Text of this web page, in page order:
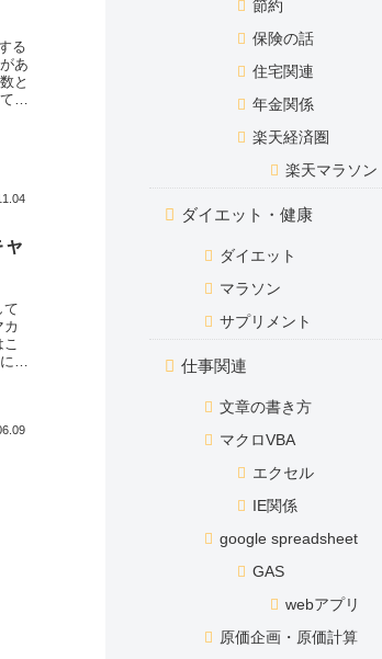
る
あ
と
適
て
つ
節約
保険の話
住宅関連
年金関係
楽天経済圏
楽天マラソ
ダイエット・健康
ダイエット
マラソン
サプリメント
仕事関連
文章の書き方
マクロVBA
エクセル
IE関係
google spreadsheet
GAS
webアプリ
原価企画・原価計算